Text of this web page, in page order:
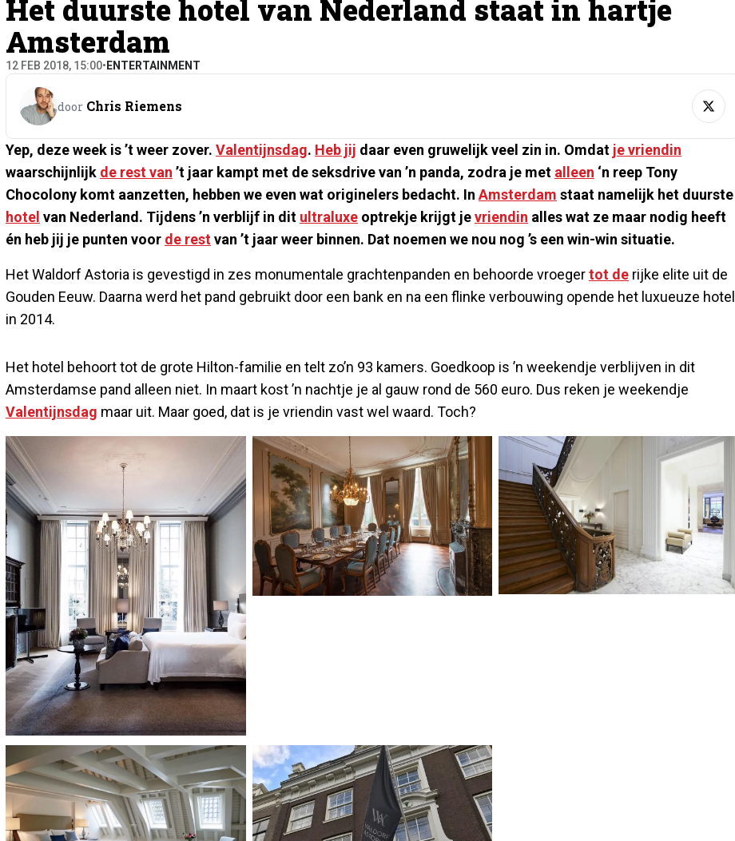
Het duurste hotel van Nederland staat in hartje
Amsterdam
12 FEB 2018, 15:00•ENTERTAINMENT
door Chris Riemens
Yep, deze week is ’t weer zover. Valentijnsdag. Heb jij daar even gruwelijk veel zin in. Omdat je vriendin
waarschijnlijk de rest van ’t jaar kampt met de seksdrive van ’n panda, zodra je met alleen ‘n reep Tony
Chocolony komt aanzetten, hebben we even wat originelers bedacht. In Amsterdam staat namelijk het duurste
hotel van Nederland. Tijdens ’n verblijf in dit ultraluxe optrekje krijgt jevriendin alles wat ze maar nodig heeft
én heb jij je punten voor de restvan ’t jaar weer binnen. Dat noemen we nou nog ’s een win-win situatie.
Het Waldorf Astoria is gevestigd in zes monumentale grachtenpanden en behoorde vroegertot de rijke elite uit de
Gouden Eeuw. Daarna werd het pand gebruikt door een bank en na een flinke verbouwing opende het luxueuze hotel
in 2014.
Het hotel behoort tot de grote Hilton-familie en telt zo’n 93 kamers. Goedkoop is ’n weekendje verblijven in dit
Amsterdamse pand alleen niet. In maart kost ’n nachtje je al gauw rond de 560 euro. Dus reken je weekendje
Valentijnsdag maar uit. Maar goed, dat is je vriendin vast wel waard. Toch?